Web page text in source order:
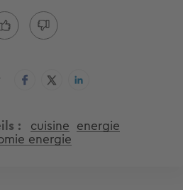
cuisine energie
energie